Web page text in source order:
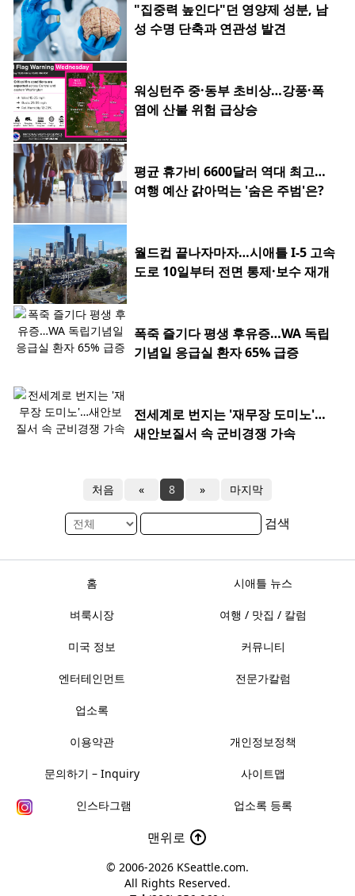
"집중력 높인다"던 영양제 성분, 남
성 수명 단축과 연관성 발견
워싱턴주 중·동부 초비상…강풍·폭
염에 산불 위험 급상승
평균 휴가비 6600달러 역대 최고…
여행 예산 갉아먹는 '숨은 주범'은?
월드컵 끝나자마자…시애틀 I-5 고속
도로 10일부터 전면 통제·보수 재개
폭죽 즐기다 평생 후유증…WA 독립
기념일 응급실 환자 65% 급증
전세계로 번지는 '재무장 도미노'…
새안보질서 속 군비경쟁 가속
처음 « 8 » 마지막
검색
홈 시애틀 뉴스
벼룩시장 여행 / 맛집 / 칼럼
미국 정보 커뮤니티
엔터테인먼트 전문가칼럼
업소록
이용약관 개인정보정책
문의하기 – Inquiry 사이트맵
인스타그램 업소록 등록
맨위로
© 2006-2026 KSeattle.com.
All Rights Reserved.